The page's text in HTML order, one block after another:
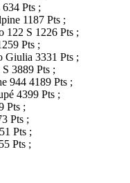
Pts ;
1187 Pts ;
122 S 1226 Pts ;
Pts ;
Giulia 3331 Pts ;
3889 Pts ;
944 4189 Pts ;
4399 Pts ;
Pts ;
Pts ;
Pts ;
Pts ;